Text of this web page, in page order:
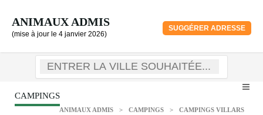
ANIMAUX ADMIS
(mise à jour le 4 janvier 2026)
SUGGÉRER ADRESSE
CAMPINGS
ANIMAUX ADMIS > CAMPINGS > CAMPINGS VILLARS